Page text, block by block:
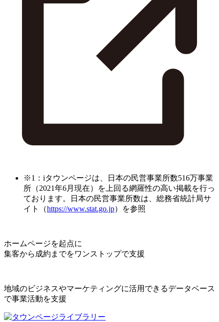
※1：iタウンページは、日本の民営事業所数516万事業
所（2021年6月現在）を上回る網羅性の高い掲載を行っ
ております。日本の民営事業所数は、総務省統計局サ
イト（https://www.stat.go.jp）を参照
ホームページを起点に
集客から成約までをワンストップで支援
地域のビジネスやマーケティングに活用できるデータベース
で事業活動を支援